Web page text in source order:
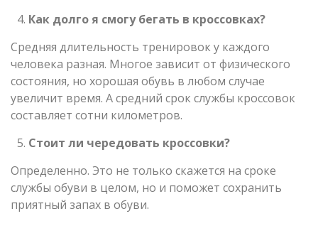
Как долго я смогу бегать в кроссовках?
Средняя длительность тренировок у каждого
человека разная. Многое зависит от физического
состояния, но хорошая обувь в любом случае
увеличит время. А средний срок службы кроссовок
составляет сотни километров.
Стоит ли чередовать кроссовки?
Определенно. Это не только скажется на сроке
службы обуви в целом, но и поможет сохранить
приятный запах в обуви.